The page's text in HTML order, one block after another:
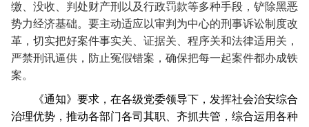
缴、没收、判处财产刑以及行政罚款等多种手段，铲除黑恶
势力经济基础。要主动适应以审判为中心的刑事诉讼制度改
革，切实把好案件事实关、证据关、程序关和法律适用关，
严禁刑讯逼供，防止冤假错案，确保把每一起案件都办成铁
案。
《通知》要求，在各级党委领导下，发挥社会治安综合
治理优势，推动各部门各司其职、齐抓共管，综合运用各种